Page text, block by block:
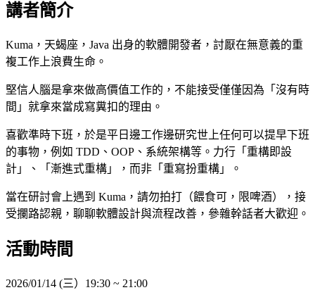
講者簡介
Kuma，天蝎座，Java 出身的軟體開發者，討厭在無意義的重
複工作上浪費生命。
堅信人腦是拿來做高價值工作的，不能接受僅僅因為「沒有時
間」就拿來當成寫糞扣的理由。
喜歡準時下班，於是平日邊工作邊研究世上任何可以提早下班
的事物，例如 TDD、OOP、系統架構等。力行「重構即設
計」、「漸進式重構」，而非「重寫扮重構」。
當在研討會上遇到 Kuma，請勿拍打（餵食可，限啤酒），接
受攔路認親，聊聊軟體設計與流程改善，參雜幹話者大歡迎。
活動時間
2026/01/14 (三）19:30 ~ 21:00